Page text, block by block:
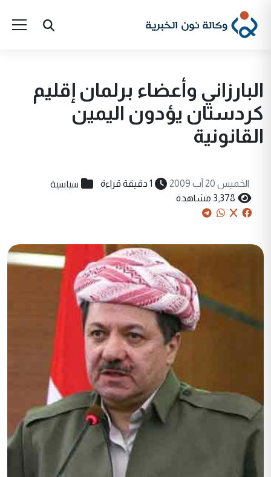
البارزاني وأعضاء برلمان إقليم
كردستان يؤدون اليمين
القانونية
الخميس 20 آب 2009 1 دقيقة قراءة سياسية
3,378 مشاهدة